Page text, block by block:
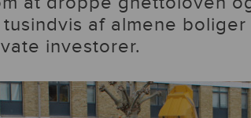
af almene boliger
investorer.